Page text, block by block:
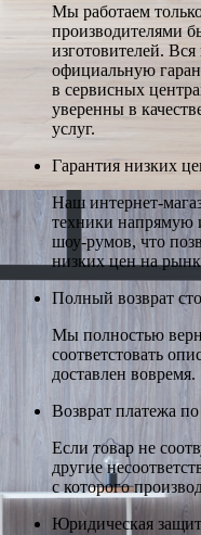
Мы работаем
производителями
изготовителей.
официальную
в сервисных
уверенны в
услуг.
Гарантия низких
Наш интернет-
техники напрямую
шоу-румов, что
низких цен на
Полный возврат
Мы полностью
соответстовать
доставлен вовремя.
Возврат платежа по
Если товар не
другие
с которого
Юридическая